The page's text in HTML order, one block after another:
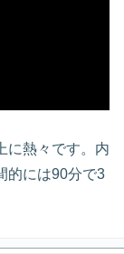
に熱々です。内
的には90分で3